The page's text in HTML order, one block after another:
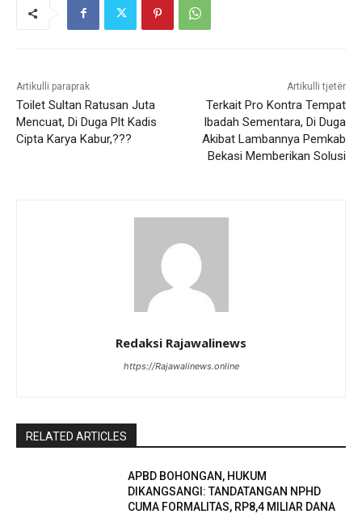
Artikulli paraprak
Toilet Sultan Ratusan Juta
Mencuat, Di Duga Plt Kadis
Cipta Karya Kabur,???
Artikulli tjetër
Terkait Pro Kontra Tempat
Ibadah Sementara, Di Duga
Akibat Lambannya Pemkab
Bekasi Memberikan Solusi
Redaksi Rajawalinews
https://Rajawalinews.online
RELATED ARTICLES
APBD BOHONGAN, HUKUM
DIKANGSANGI: TANDATANGAN NPHD
CUMA FORMALITAS, RP8,4 MILIAR DANA